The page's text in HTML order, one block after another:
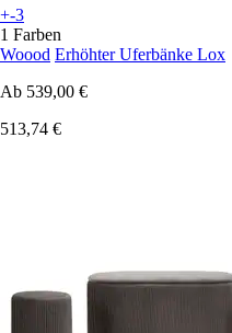
+-3
1 Farben
Woood Erhöhter Uferbänke Lox
Ab 539,00 €
513,74 €